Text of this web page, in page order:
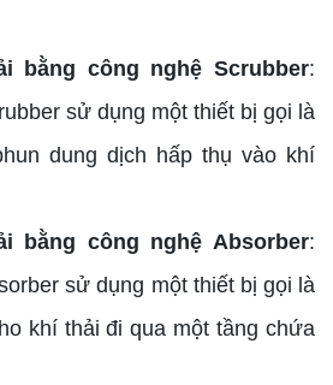
bằng công nghệ Scrubber:
sử dụng một thiết bị gọi là
dung dịch hấp thụ vào khí
bằng công nghệ Absorber:
sử dụng một thiết bị gọi là
khí thải đi qua một tầng chứa